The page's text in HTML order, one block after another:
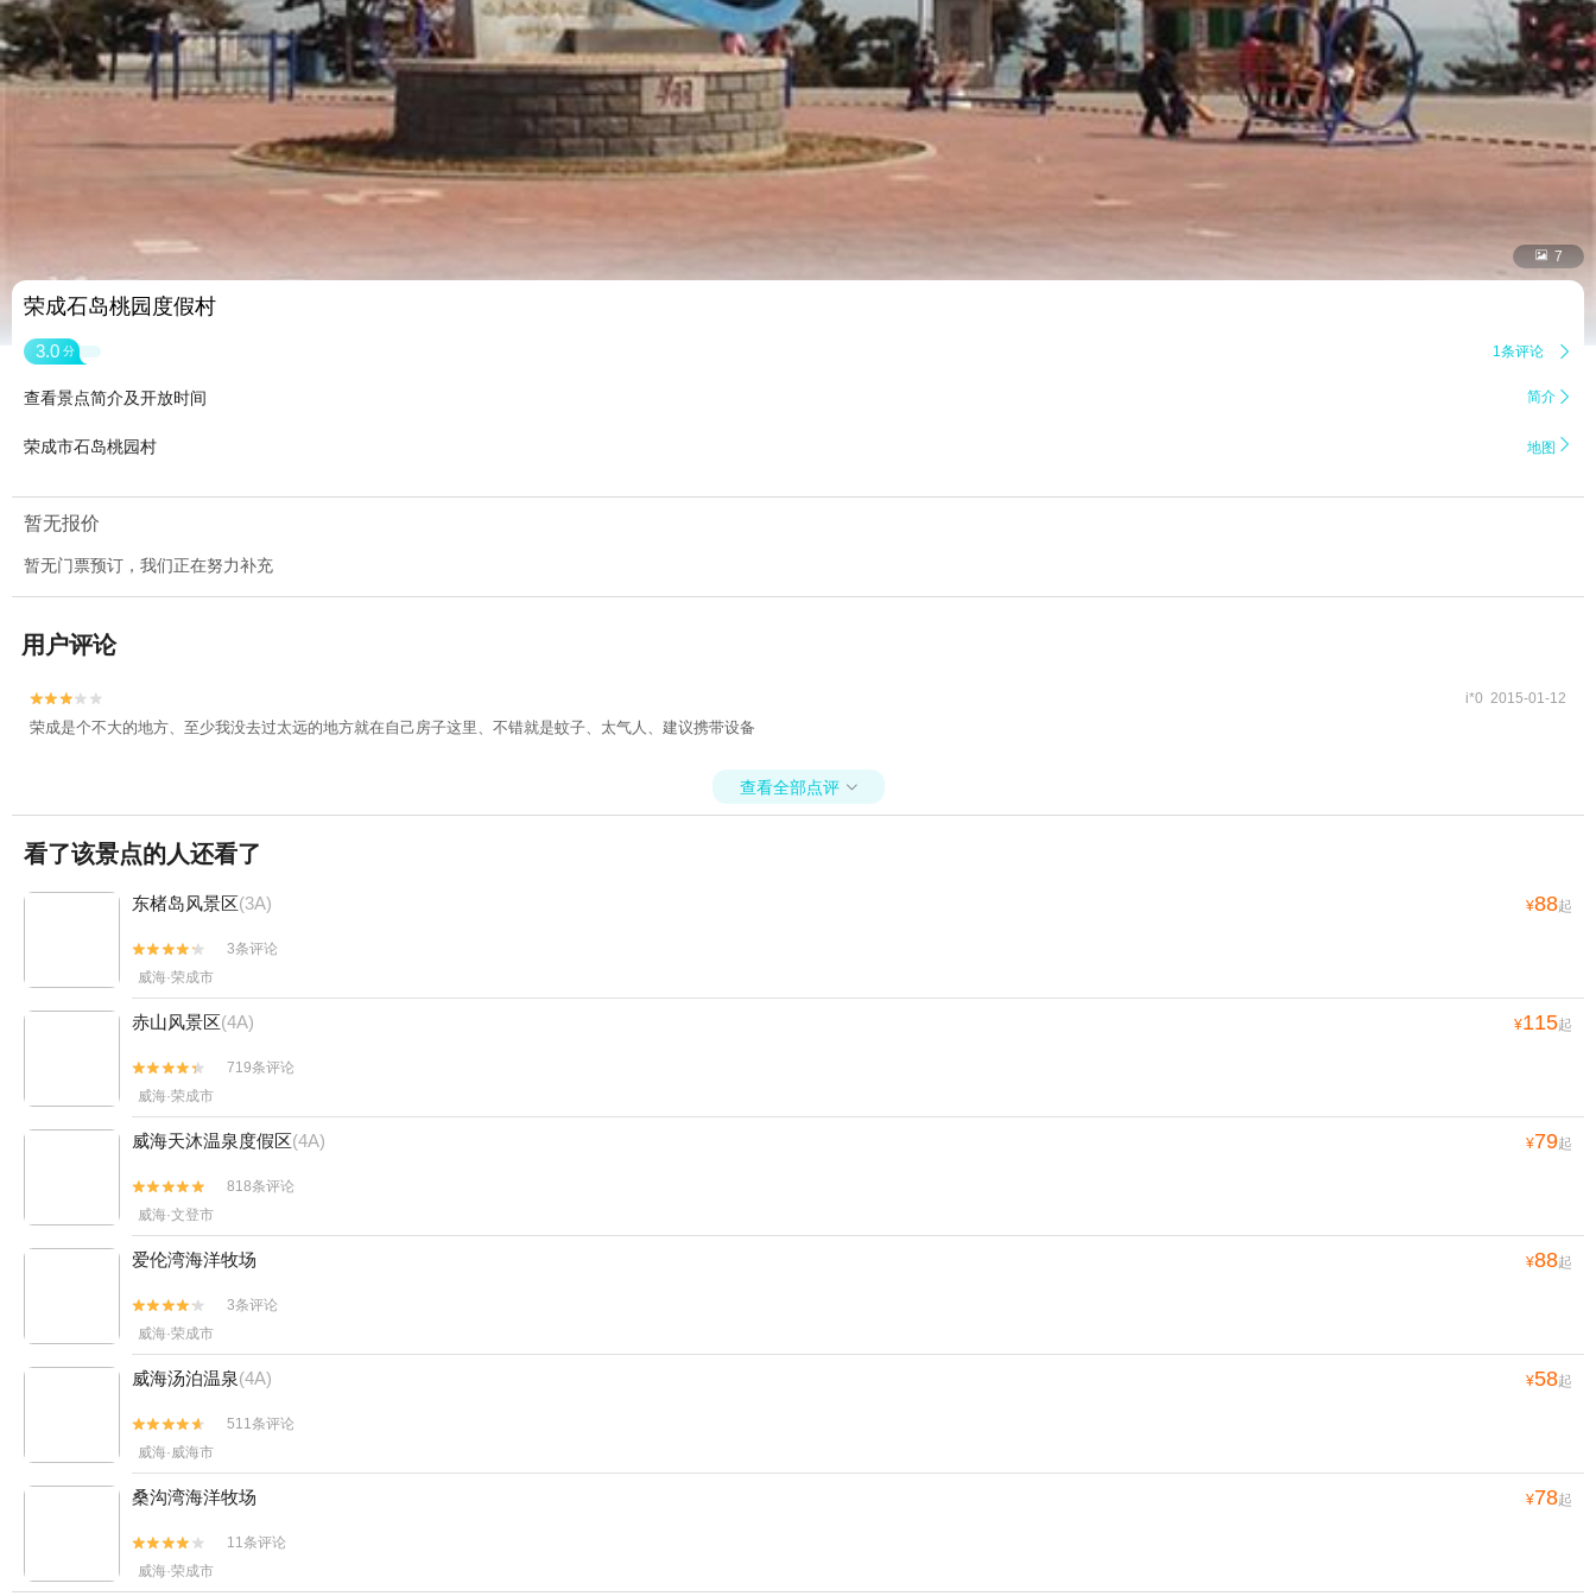
 7
荣成石岛桃园度假村
3.0 分 1条评论 
查看景点简介及开放时间 简介 
荣成市石岛桃园村 地图 
暂无报价
暂无门票预订，我们正在努力补充
用户评论

 i*0 2015-01-12
荣成是个不大的地方、至少我没去过太远的地方就在自己房子这里、不错就是蚊子、太气人、建议携带设备
查看全部点评 
看了该景点的人还看了
东楮岛风景区(3A) ¥88起


3条评论
威海·荣成市
赤山风景区(4A) ¥115起


719条评论
威海·荣成市
威海天沐温泉度假区(4A) ¥79起


818条评论
威海·文登市
爱伦湾海洋牧场 ¥88起


3条评论
威海·荣成市
威海汤泊温泉(4A) ¥58起


511条评论
威海·威海市
桑沟湾海洋牧场 ¥78起


11条评论
威海·荣成市